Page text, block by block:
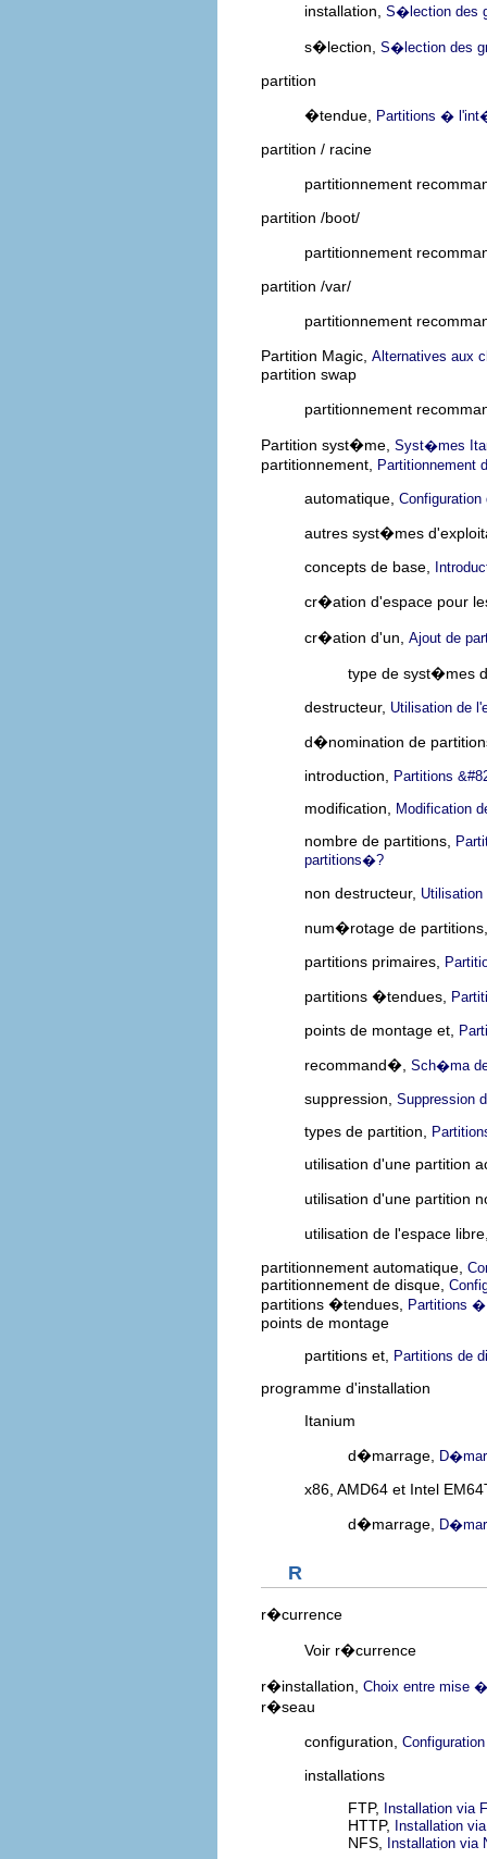
installation, S�lection des
s�lection, S�lection des
partition
�tendue, Partitions �
partition / racine
partitionnement
partition /boot/
partitionnement
partition /var/
partitionnement
Partition Magic, Alternatives aux
partition swap
partitionnement
Partition syst�me, Syst�mes
partitionnement, Partitionnement
automatique, Configuration
autres syst�mes
concepts de base,
cr�ation d'espace pour
cr�ation d'un, Ajout de
type de syst�mes
destructeur, Utilisation de
d�nomination de
introduction, Partitions
modification, Modification
nombre de partitions,
partitions�?
non destructeur, Utilisation
num�rotage de
partitions primaires,
partitions �tendues,
points de montage et,
recommand�, Sch�ma
suppression, Suppression
types de partition,
utilisation d'une partition
utilisation d'une partition
utilisation de l'espace
partitionnement automatique,
partitionnement de disque,
partitions �tendues, Partitions
points de montage
partitions et, Partitions de
programme d'installation
Itanium
d�marrage,
x86, AMD64 et Intel
d�marrage,
R
r�currence
Voir r�currence
r�installation, Choix entre mise
r�seau
configuration,
installations
FTP,
Installation via
HTTP, Installation
NFS, Installation via